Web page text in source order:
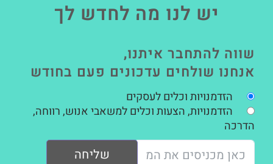
יש לנו מה לחדש לך
שווה להתחבר איתנו,
אנחנו שולחים עדכונים פעם בחודש
הזדמנויות וכלים לעסקים
הזדמנויות, הצעות וכלים למשאבי אנוש, רווחה,
הדרכה
שליחה